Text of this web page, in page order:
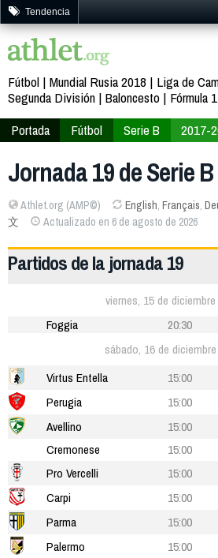
Tendencia
Fútbol Mundial Rusia 2018 Liga de
Segunda División Baloncesto Fórmula 1
Portada
Fútbol Serie B
2017-
Jornada 19 de Serie
Athlet.org (AMP©) English, Français,
文
Actualizado en 6 de agosto de 2026
Partidos de la jornada 19
viernes, 15 de
Foggia
20:30
sábado, 16 de
Virtus Entella
15:00
Perugia
15:00
Avellino
15:00
Cremonese
15:00
Pro Vercelli
15:00
Carpi
15:00
Parma
15:00
Palermo
15:00